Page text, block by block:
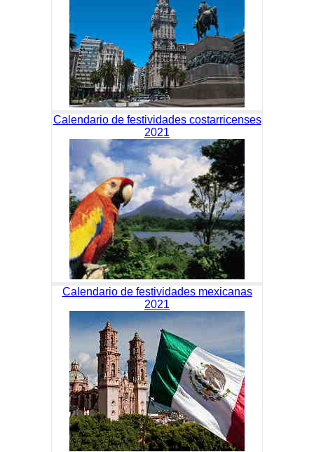
Calendario de festividades costarricenses
2021
Calendario de festividades mexicanas
2021